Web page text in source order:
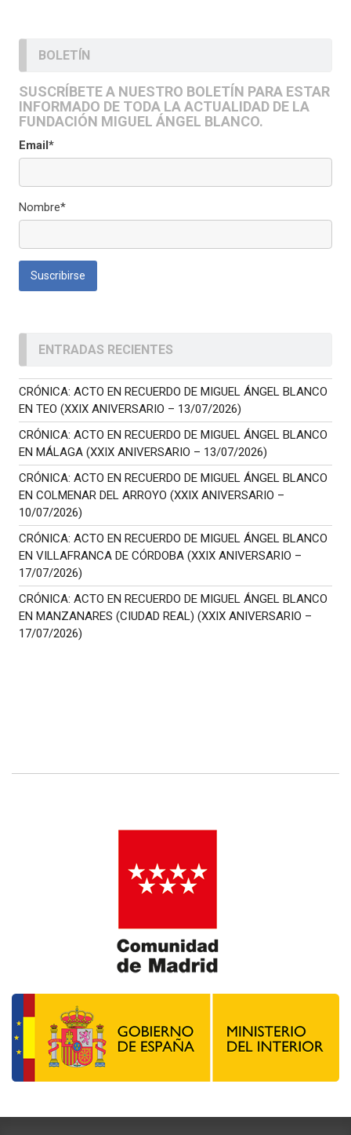
BOLETÍN
SUSCRÍBETE A NUESTRO BOLETÍN PARA ESTAR
INFORMADO DE TODA LA ACTUALIDAD DE LA
FUNDACIÓN MIGUEL ÁNGEL BLANCO.
Email*
Nombre*
ENTRADAS RECIENTES
CRÓNICA: ACTO EN RECUERDO DE MIGUEL ÁNGEL BLANCO
EN TEO (XXIX ANIVERSARIO – 13/07/2026)
CRÓNICA: ACTO EN RECUERDO DE MIGUEL ÁNGEL BLANCO
EN MÁLAGA (XXIX ANIVERSARIO – 13/07/2026)
CRÓNICA: ACTO EN RECUERDO DE MIGUEL ÁNGEL BLANCO
EN COLMENAR DEL ARROYO (XXIX ANIVERSARIO –
10/07/2026)
CRÓNICA: ACTO EN RECUERDO DE MIGUEL ÁNGEL BLANCO
EN VILLAFRANCA DE CÓRDOBA (XXIX ANIVERSARIO –
17/07/2026)
CRÓNICA: ACTO EN RECUERDO DE MIGUEL ÁNGEL BLANCO
EN MANZANARES (CIUDAD REAL) (XXIX ANIVERSARIO –
17/07/2026)